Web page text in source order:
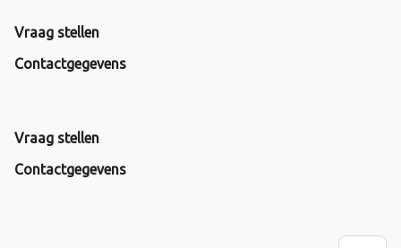
Vraag stellen
Contactgegevens
Vraag stellen
Contactgegevens